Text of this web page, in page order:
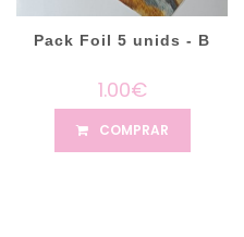
Pack Foil 5 unids - B
1.00€
COMPRAR